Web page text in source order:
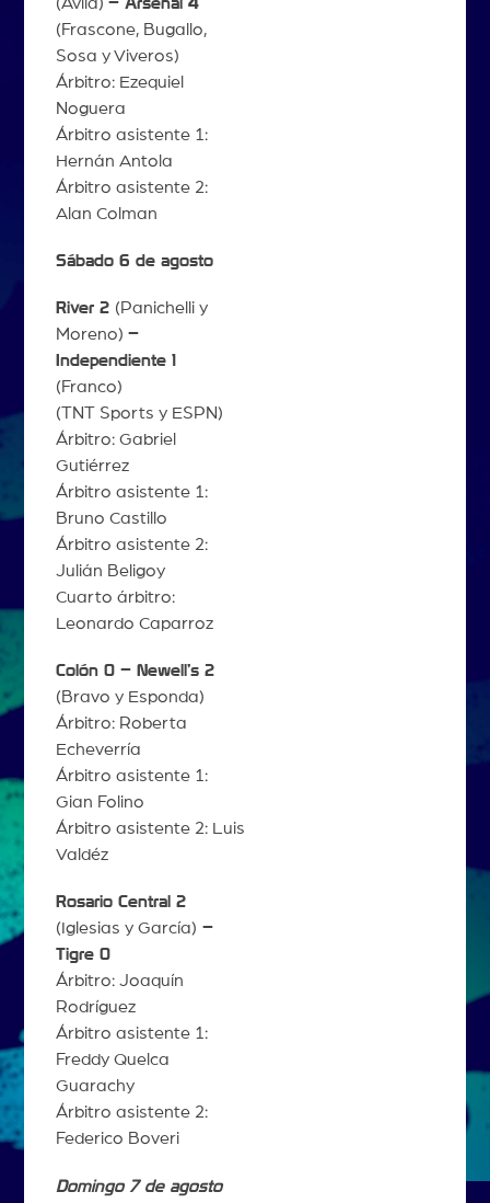
(Frascone, Bugallo,
Sosa y Viveros)
Árbitro: Ezequiel
Noguera
Árbitro asistente 1:
Hernán Antola
Árbitro asistente 2:
Alan Colman
Sábado 6 de agosto
River 2 (Panichelli y
Moreno) –
Independiente 1
(Franco)
(TNT Sports y ESPN)
Árbitro: Gabriel
Gutiérrez
Árbitro asistente 1:
Bruno Castillo
Árbitro asistente 2:
Julián Beligoy
Cuarto árbitro:
Leonardo Caparroz
Colón 0 – Newell’s 2
(Bravo y Esponda)
Árbitro: Roberta
Echeverría
Árbitro asistente 1:
Gian Folino
Árbitro asistente 2: Luis
Valdéz
Rosario Central 2
(Iglesias y García) –
Tigre 0
Árbitro: Joaquín
Rodríguez
Árbitro asistente 1:
Freddy Quelca
Guarachy
Árbitro asistente 2:
Federico Boveri
Domingo 7 de agosto